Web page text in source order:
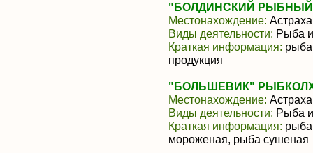
"БОЛДИНСКИЙ
Местонахождение:
Виды деятельности: Рыба
Краткая информация:
продукция
"БОЛЬШЕВИК"
Местонахождение:
Виды деятельности: Рыба
Краткая информация:
мороженая, рыба сушеная